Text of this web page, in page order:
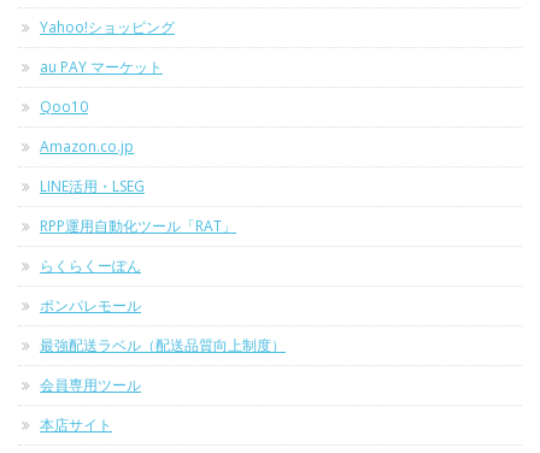
Yahoo!ショッピング
au PAY マーケット
Qoo10
Amazon.co.jp
LINE活用・LSEG
RPP運用自動化ツール「RAT」
らくらくーぽん
ポンパレモール
最強配送ラベル（配送品質向上制度）
会員専用ツール
本店サイト